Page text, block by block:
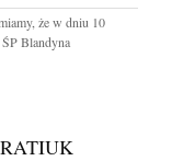
że w dniu 10
Blandyna